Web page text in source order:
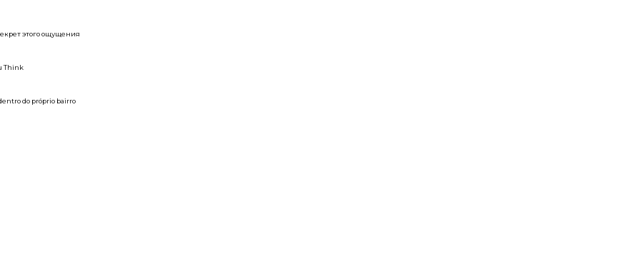
этого ощущения
Think
do próprio bairro